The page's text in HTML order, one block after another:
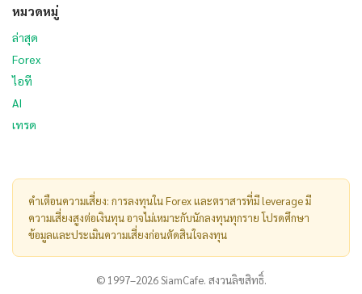
หมวดหมู่
ล่าสุด
Forex
ไอที
AI
เทรด
คำเตือนความเสี่ยง: การลงทุนใน Forex และตราสารที่มี leverage มี
ความเสี่ยงสูงต่อเงินทุน อาจไม่เหมาะกับนักลงทุนทุกราย โปรดศึกษา
ข้อมูลและประเมินความเสี่ยงก่อนตัดสินใจลงทุน
© 1997–2026 SiamCafe. สงวนลิขสิทธิ์.